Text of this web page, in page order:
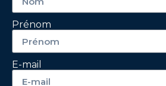
Prénom
E-mail